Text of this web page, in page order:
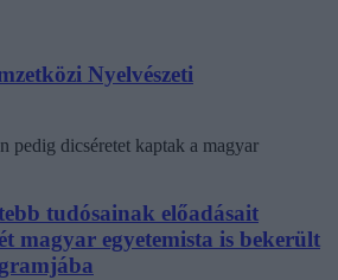
Nyelvészeti
pedig dicséretet kaptak a magyar
tudósainak előadásait
magyar egyetemista is bekerült